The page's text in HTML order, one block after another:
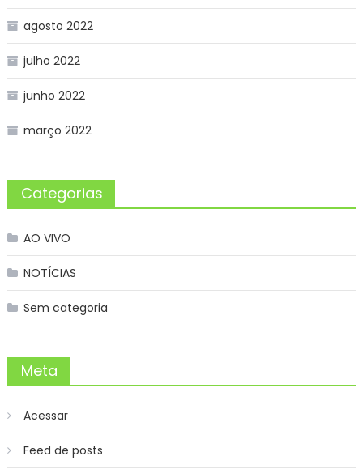
agosto 2022
julho 2022
junho 2022
março 2022
Categorias
AO VIVO
NOTÍCIAS
Sem categoria
Meta
Acessar
Feed de posts